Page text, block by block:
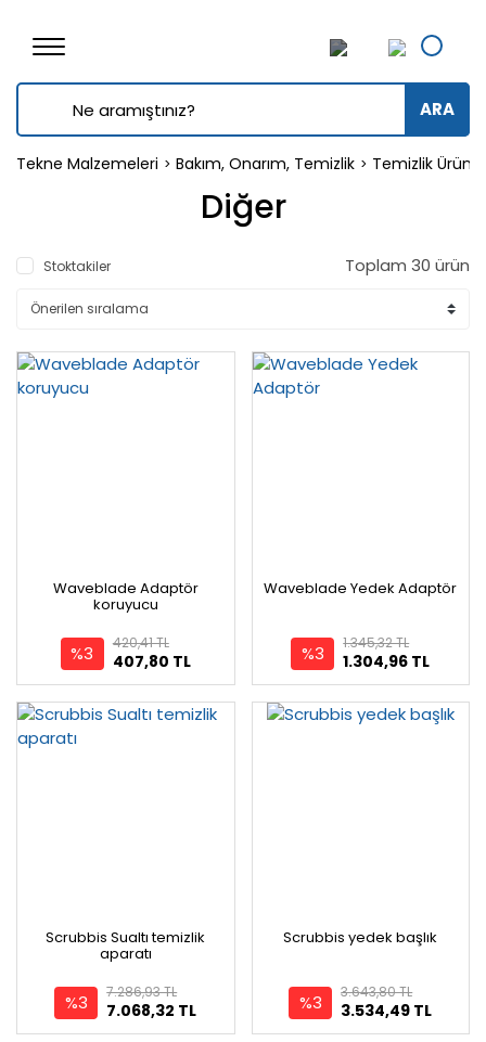
ARA
Tekne Malzemeleri Bakım, Onarım, Temizlik Temizlik
Diğer
Stoktakiler Toplam 30 ürün
Waveblade Adaptör
koruyucu
%3 407,80 TL
420,41 TL
Waveblade Yedek Adaptör
%3 1.304,96 TL
1.345,32 TL
Scrubbis Sualtı temizlik
aparatı
%3 7.068,32 TL
7.286,93 TL
Scrubbis yedek başlık
%3 3.534,49 TL
3.643,80 TL